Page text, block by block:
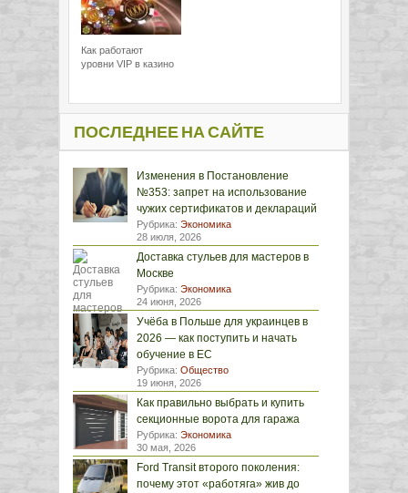
Как работают
уровни VIP в казино
ПОСЛЕДНЕЕ НА САЙТЕ
Изменения в Постановление
№353: запрет на использование
чужих сертификатов и деклараций
Рубрика: Экономика
28 июля, 2026
Доставка стульев для мастеров в
Москве
Рубрика: Экономика
24 июня, 2026
Учёба в Польше для украинцев в
2026 — как поступить и начать
обучение в ЕС
Рубрика: Общество
19 июня, 2026
Как правильно выбрать и купить
секционные ворота для гаража
Рубрика: Экономика
30 мая, 2026
Ford Transit второго поколения:
почему этот «работяга» жив до